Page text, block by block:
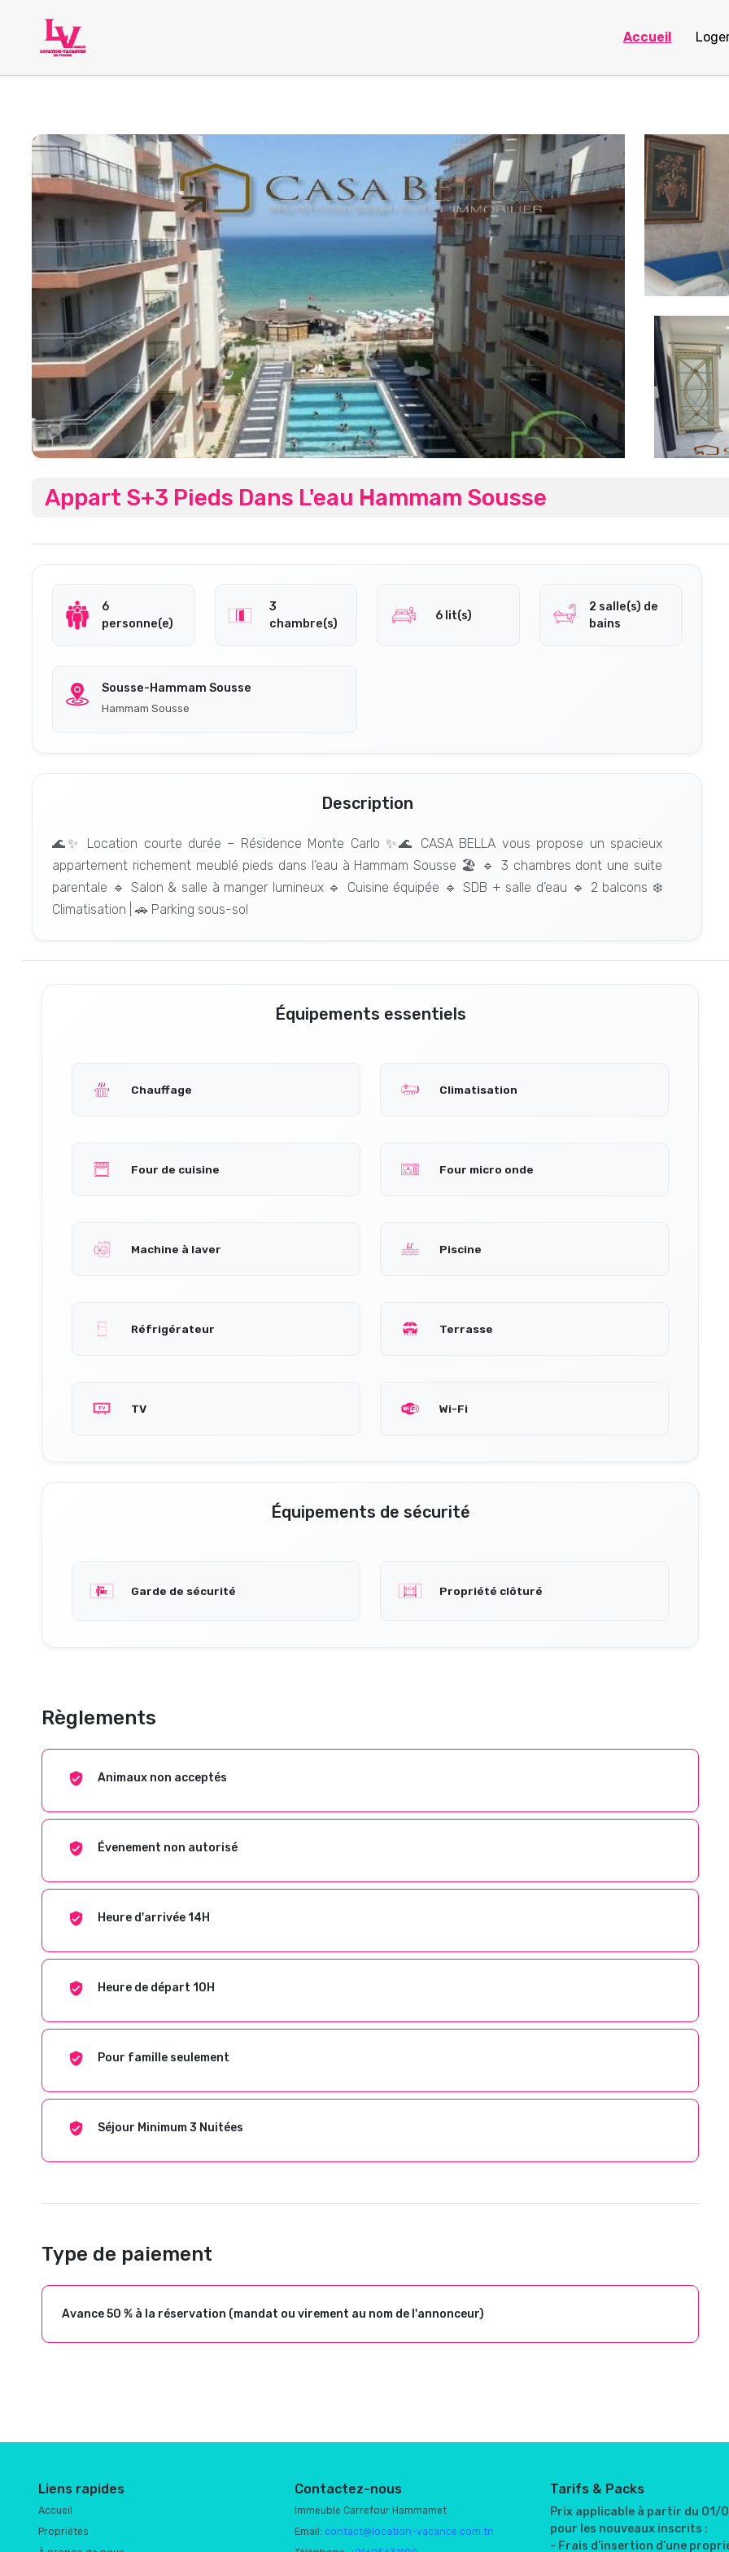
Accueil
Appart S+3 Pieds Dans L'eau Hammam Sousse
6
personne(e)
3
chambre(s)
6 lit(s)
2 salle(s) de
bains
Sousse-Hammam Sousse
Hammam Sousse
Description
🌊✨ Location courte durée – Résidence Monte Carlo ✨🌊 CASA BELLA vous propose un spacieux
appartement richement meublé pieds dans l’eau à Hammam Sousse 🏖️ 🔹 3 chambres dont une suite
parentale 🔹 Salon & salle à manger lumineux 🔹 Cuisine équipée 🔹 SDB + salle d’eau 🔹 2 balcons ❄️
Climatisation | 🚗 Parking sous-sol
Équipements essentiels
Chauffage Climatisation
Four de cuisine Four micro onde
Machine à laver Piscine
Réfrigérateur Terrasse
TV Wi-Fi
Équipements de sécurité
Garde de sécurité Propriété clôturé
Règlements
Animaux non acceptés
Évenement non autorisé
Heure d'arrivée 14H
Heure de départ 10H
Pour famille seulement
Séjour Minimum 3 Nuitées
Type de paiement
Avance 50 % à la réservation (mandat ou virement au nom de l'annonceur)
Liens rapides
Accueil
Propriétés
Contactez-nous
Immeuble Carrefour Hammamet
Email: contact@location-vacance.com.tn
Tarifs & Packs
Prix applicable à partir du 01/
pour les nouveaux inscrits :
- Frais d’insertion d’une